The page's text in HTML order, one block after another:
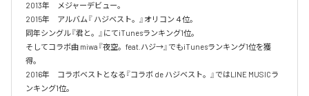
2013年　メジャーデビュー。
2015年　アルバム『 ハジベスト。』オリコン４位。
同年シングル『君と。』にてiTunesランキング1位。
そしてコラボ曲 miwa『夜空。feat.ハジ→』でもiTunesランキング1位を獲
得。
2016年　コラボベストとなる『コラボ de ハジベスト。』ではLINE MUSICラ
ンキング1位。